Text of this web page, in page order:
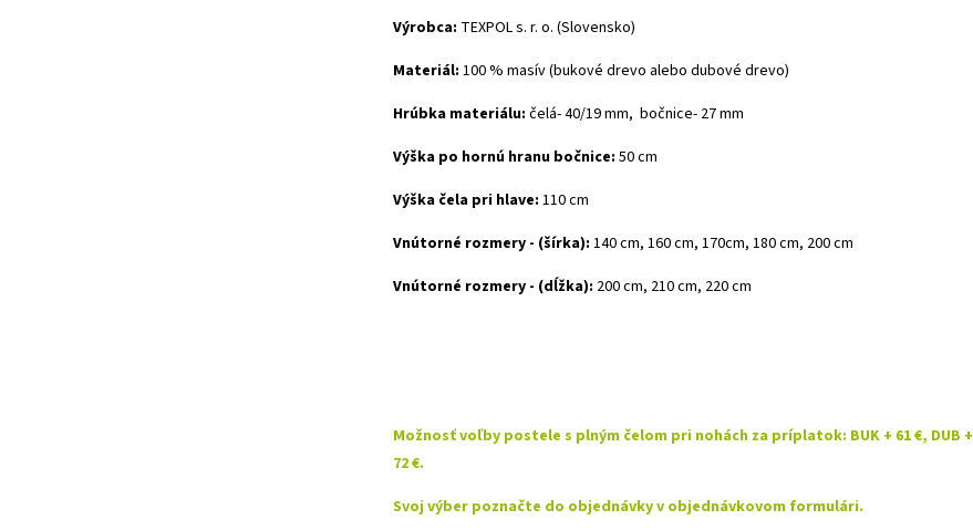
Výrobca: TEXPOL s. r. o. (Slovensko)
Materiál: 100 % masív (bukové drevo alebo dubové drevo)
Hrúbka materiálu: čelá- 40/19 mm, bočnice- 27 mm
Výška po hornú hranu bočnice: 50 cm
Výška čela pri hlave: 110 cm
Vnútorné rozmery - (šírka): 140 cm, 160 cm, 170cm, 180 cm, 200 cm
Vnútorné rozmery - (dĺžka): 200 cm, 210 cm, 220 cm
Možnosť voľby postele s plným čelom pri nohách za príplatok: BUK + 61 €, DUB +
72 €.
Svoj výber poznačte do objednávky v objednávkovom formulári.